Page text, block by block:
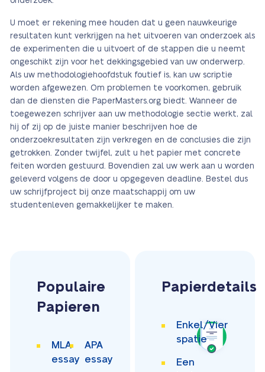
U moet er rekening mee houden dat u geen nauwkeurige
resultaten kunt verkrijgen na het uitvoeren van onderzoek als
de experimenten die u uitvoert of de stappen die u neemt
ongeschikt zijn voor het dekkingsgebied van uw onderwerp.
Als uw methodologiehoofdstuk foutief is, kan uw scriptie
worden afgewezen. Om problemen te voorkomen, gebruik
dan de diensten die PaperMasters.org biedt. Wanneer de
toegewezen schrijver aan uw methodologie sectie werkt, zal
hij of zij op de juiste manier beschrijven hoe de
onderzoekresultaten zijn verkregen en de conclusies die zijn
getrokken. Zonder twijfel, zult u het papier met concrete
feiten worden gestuurd. Bovendien zal uw werk aan u worden
geleverd volgens de door u opgegeven deadline. Bestel dus
uw schrijfproject bij onze maatschappij om uw
studentenleven gemakkelijker te maken.
Populaire
Papieren
MLA
essay
APA
essay
Papierdetails
Enkel/Vier
spatie
Een